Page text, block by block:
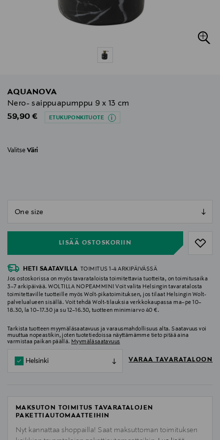
AQUANOVA
Nero- saippuapumppu 9 x 13 cm
Original Price
59,90 € ETUKUPONKITUOTE
Valitse Väri
LISÄÄ OSTOSKORIIN
HETI SAATAVILLA
TOIMITUS 1-4 ARKIPÄIVÄSSÄ
Jos ostoskorissa on myös tavarataloista toimitettavia tuotteita, on toimitusaika
3–7 arkipäivää. WOLTILLA NOPEAMMIN! Voit valita Helsingin tavaratalosta
toimitettaville tuotteille myös Wolt-pikatoimituksen, jos tilaat Helsingin Wolt-
palvelualueen sisällä. Voit tehdä Wolt-tilauksia verkkokaupassa ma–pe 10–
18.30, la 10–17.30 ja su 12–16.30, tuotteen minimiarvo 40 €.
Tarkista tuotteen myymäläsaatavuus ja varausmahdollisuus alta. Saatavuus voi
muuttua nopeastikin, joten tuotetiedoissa näyttämämme tieto pitää aina
varmistaa paikan päällä. Myymäläsaatavuus
Helsinki VARAA TAVARATALOON
MAKSUTON TOIMITUS TAVARATALOJEN
PAKETTIAUTOMAATTEIHIN
Nyt kannattaa shoppailla! Saat maksuttoman toimituksen